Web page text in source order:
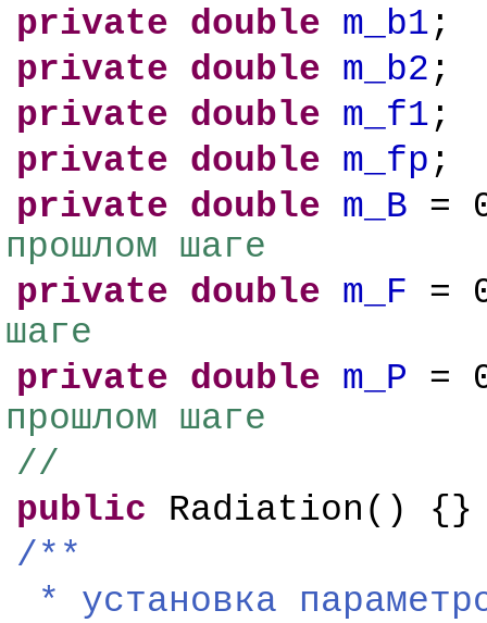
private double m_b1;
private double m_b2 ;
private double m_f1;
private double m_fp ;
private double m_B =
прошлом шаге
private double m_F =
шаге
private double m_P =
прошлом шаге
//
public Radiation() {}
/**
*
установка